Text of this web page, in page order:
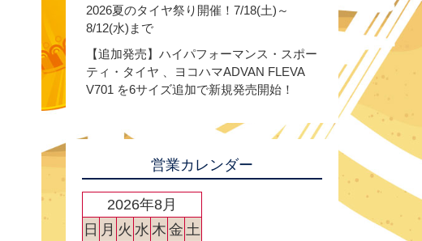
2026夏のタイヤ祭り開催！7/18(土)～
8/12(水)まで
【追加発売】ハイパフォーマンス・スポー
ティ・タイヤ 、ヨコハマADVAN FLEVA
V701 を6サイズ追加で新規発売開始！
営業カレンダー
2026年8月
日 月 火 水 木 金 土